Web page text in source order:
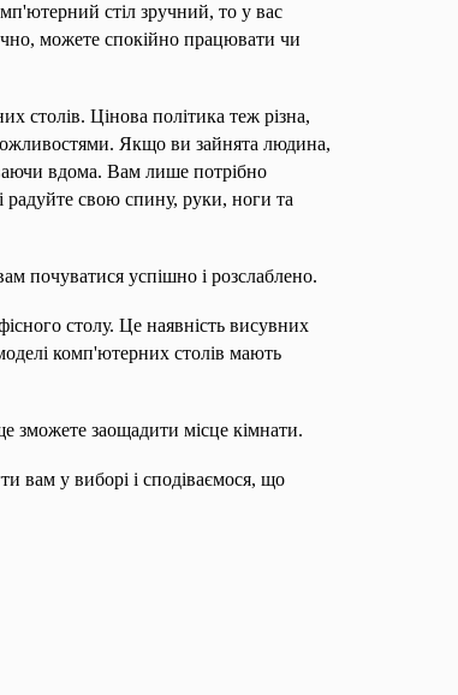
стіл зручний, то у вас
можете спокійно працювати чи
столів. Цінова політика теж різна,
Якщо ви зайнята людина,
вдома. Вам лише потрібно
радуйте свою спину, руки, ноги та
почуватися успішно і розслаблено.
столу. Це наявність висувних
комп'ютерних столів мають
заощадити місце кімнати.
вам у виборі і сподіваємося, що